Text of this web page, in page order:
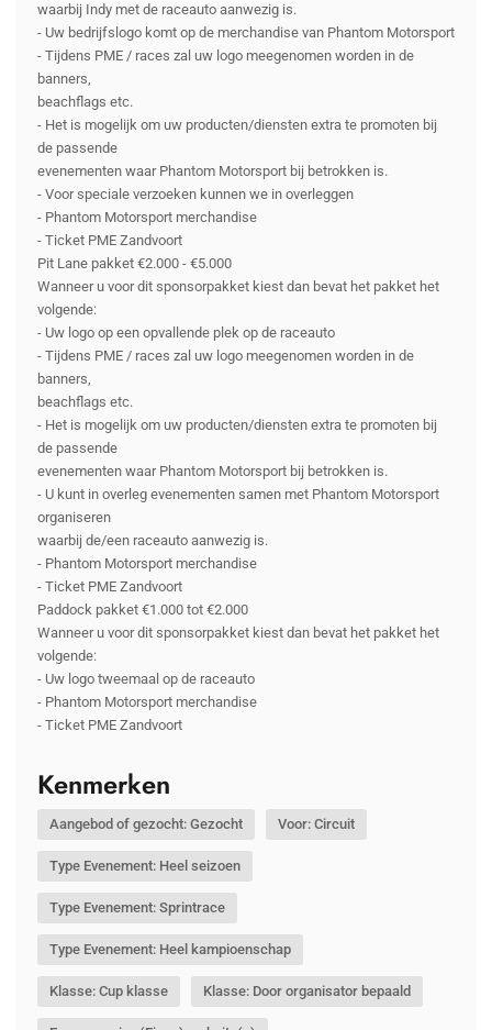
waarbij Indy met de raceauto aanwezig is.
- Uw bedrijfslogo komt op de merchandise van Phantom Motorsport
- Tijdens PME / races zal uw logo meegenomen worden in de
banners,
beachflags etc.
- Het is mogelijk om uw producten/diensten extra te promoten bij
de passende
evenementen waar Phantom Motorsport bij betrokken is.
- Voor speciale verzoeken kunnen we in overleggen
- Phantom Motorsport merchandise
- Ticket PME Zandvoort
Pit Lane pakket €2.000 - €5.000
Wanneer u voor dit sponsorpakket kiest dan bevat het pakket het
volgende:
- Uw logo op een opvallende plek op de raceauto
- Tijdens PME / races zal uw logo meegenomen worden in de
banners,
beachflags etc.
- Het is mogelijk om uw producten/diensten extra te promoten bij
de passende
evenementen waar Phantom Motorsport bij betrokken is.
- U kunt in overleg evenementen samen met Phantom Motorsport
organiseren
waarbij de/een raceauto aanwezig is.
- Phantom Motorsport merchandise
- Ticket PME Zandvoort
Paddock pakket €1.000 tot €2.000
Wanneer u voor dit sponsorpakket kiest dan bevat het pakket het
volgende:
- Uw logo tweemaal op de raceauto
- Phantom Motorsport merchandise
- Ticket PME Zandvoort
Kenmerken
Aangebod of gezocht: Gezocht Voor: Circuit
Type Evenement: Heel seizoen
Type Evenement: Sprintrace
Type Evenement: Heel kampioenschap
Klasse: Cup klasse Klasse: Door organisator bepaald